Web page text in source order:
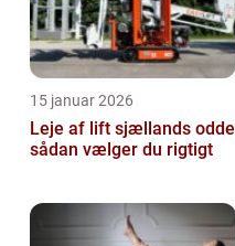
15 januar 2026
Leje af lift sjællands odde
sådan vælger du rigtigt